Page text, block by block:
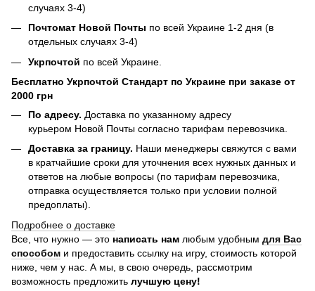
случаях 3-4)
Почтомат Новой Почты по всей Украине 1-2 дня (в
отдельных случаях 3-4)
Укрпочтой по всей Украине.
Бесплатно Укрпочтой Стандарт по Украине при заказе от
2000 грн
По адресу. Доставка по указанному адресу
курьером Новой Почты согласно тарифам перевозчика.
Доставка за границу. Наши менеджеры свяжутся с вами
в кратчайшие сроки для уточнения всех нужных данных и
ответов на любые вопросы (по тарифам перевозчика,
отправка осуществляется только при условии полной
предоплаты).
Подробнее о доставке
Все, что нужно — это написать нам любым удобным для Вас
способом и предоставить ссылку на игру, стоимость которой
ниже, чем у нас. А мы, в свою очередь, рассмотрим
возможность предложить лучшую цену!